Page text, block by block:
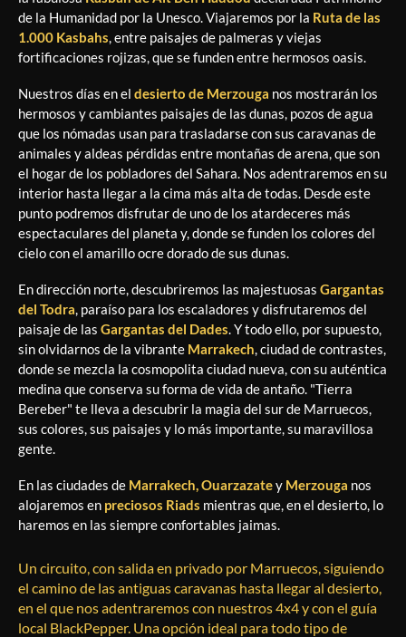
de la Humanidad por la Unesco. Viajaremos por la Ruta de las
1.000 Kasbahs, entre paisajes de palmeras y viejas
fortificaciones rojizas, que se funden entre hermosos oasis.
Nuestros días en el desierto de Merzouga nos mostrarán los
hermosos y cambiantes paisajes de las dunas, pozos de agua
que los nómadas usan para trasladarse con sus caravanas de
animales y aldeas pérdidas entre montañas de arena, que son
el hogar de los pobladores del Sahara. Nos adentraremos en su
interior hasta llegar a la cima más alta de todas. Desde este
punto podremos disfrutar de uno de los atardeceres más
espectaculares del planeta y, donde se funden los colores del
cielo con el amarillo ocre dorado de sus dunas.
En dirección norte, descubriremos las majestuosas Gargantas
del Todra, paraíso para los escaladores y disfrutaremos del
paisaje de las Gargantas del Dades. Y todo ello, por supuesto,
sin olvidarnos de la vibrante Marrakech, ciudad de contrastes,
donde se mezcla la cosmopolita ciudad nueva, con su auténtica
medina que conserva su forma de vida de antaño. "Tierra
Bereber" te lleva a descubrir la magia del sur de Marruecos,
sus colores, sus paisajes y lo más importante, su maravillosa
gente.
En las ciudades de Marrakech, Ouarzazatey Merzouga nos
alojaremos en preciosos Riads mientras que, en el desierto, lo
haremos en las siempre confortables jaimas.
Un circuito, con salida en privado por Marruecos, siguiendo
el camino de las antiguas caravanas hasta llegar al desierto,
en el que nos adentraremos con nuestros 4x4 y con el guía
local BlackPepper. Una opción ideal para todo tipo de